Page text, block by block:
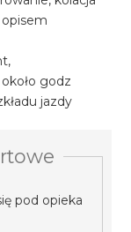
godz
jazdy
pod opieka